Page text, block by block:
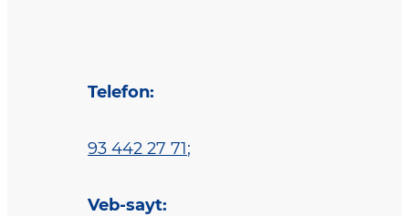
Telefon:
93 442 27 71;
Veb-sayt: